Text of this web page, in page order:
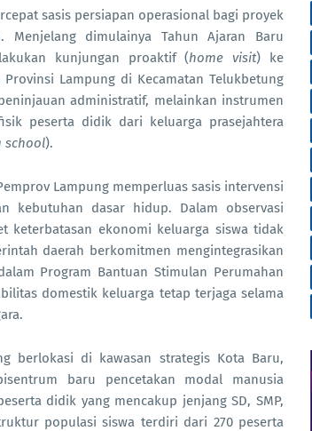
sasis persiapan operasional bagi proyek
dimulainya Tahun Ajaran Baru
kunjungan proaktif (home visit) ke
Lampung di Kecamatan Telukbetung
administratif, melainkan instrumen
peserta didik dari keluarga prasejahtera
school).
Lampung memperluas sasis intervensi
kebutuhan dasar hidup. Dalam observasi
keterbatasan ekonomi keluarga siswa tidak
daerah berkomitmen mengintegrasikan
Program Bantuan Stimulan Perumahan
domestik keluarga tetap terjaga selama
berlokasi di kawasan strategis Kota Baru,
baru pencetakan modal manusia
didik yang mencakup jenjang SD, SMP,
populasi siswa terdiri dari 270 peserta